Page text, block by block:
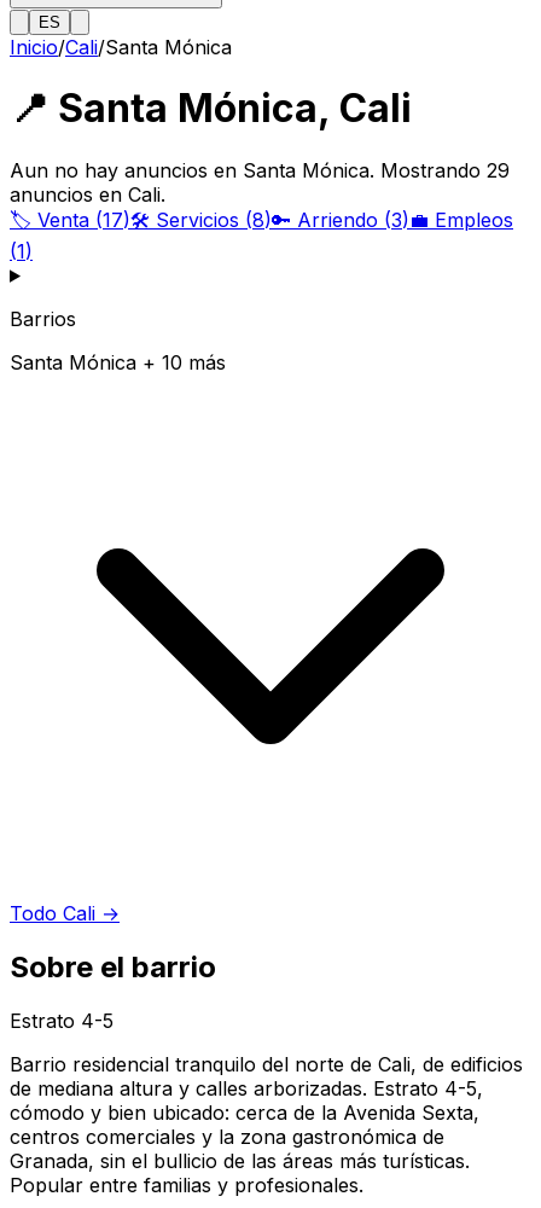
ES
Inicio/Cali/Santa Mónica
📍 Santa Mónica, Cali
Aun no hay anuncios en Santa Mónica. Mostrando 29
anuncios en Cali.
🏷️ Venta (17)🛠️ Servicios (8)🔑 Arriendo (3)💼 Empleos
(1)
Barrios
Santa Mónica + 10 más
Todo Cali →
Sobre el barrio
Estrato 4-5
Barrio residencial tranquilo del norte de Cali, de edificios
de mediana altura y calles arborizadas. Estrato 4-5,
cómodo y bien ubicado: cerca de la Avenida Sexta,
centros comerciales y la zona gastronómica de
Granada, sin el bullicio de las áreas más turísticas.
Popular entre familias y profesionales.